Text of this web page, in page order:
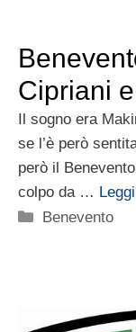
Cipriani
Il sogno era
se l’è però
però il
colpo da …
Categorie
Benevento